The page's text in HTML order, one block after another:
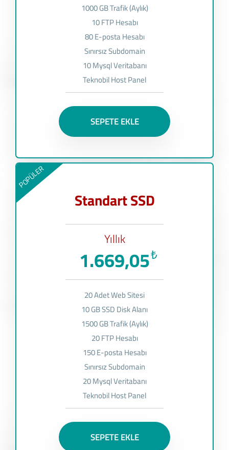
1000 GB Trafik (Aylık)
10 FTP Hesabı
80 E-posta Hesabı
Sınırsız Subdomain
10 Mysql Veritabanı
Teknobil Host Panel
SEPETE EKLE
POPÜLER
Standart SSD
Yıllık
₺
1.669,05
20 Adet Web Sitesi
10 GB SSD Disk Alanı
1500 GB Trafik (Aylık)
20 FTP Hesabı
150 E-posta Hesabı
Sınırsız Subdomain
20 Mysql Veritabanı
Teknobil Host Panel
SEPETE EKLE